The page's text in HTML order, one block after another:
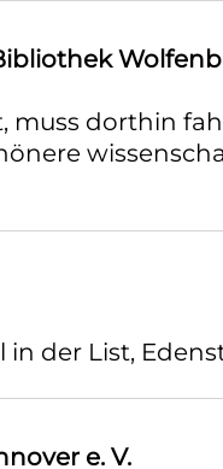
muss dorthin
der List,
e. V.